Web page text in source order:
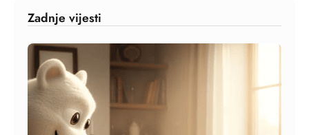
Zadnje vijesti